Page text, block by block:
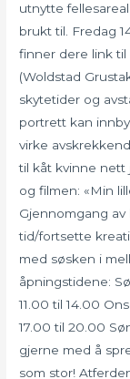
utnytte
brukt til. Fredag
finner dere link til
(Woldstad
skytetider og
portrett kan
virke
til kåt kvinne nett
og filmen: «Min
Gjennomgang av
tid/fortsette
med søsken i
åpningstidene:
11.00 til 14.00
17.00 til 20.00
gjerne med å
som stor!